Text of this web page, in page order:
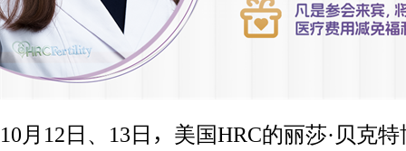
10月12日、13日，美国HRC的丽莎·贝克